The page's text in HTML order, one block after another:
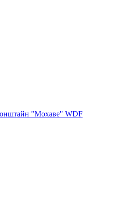
"Мохаве" WDF